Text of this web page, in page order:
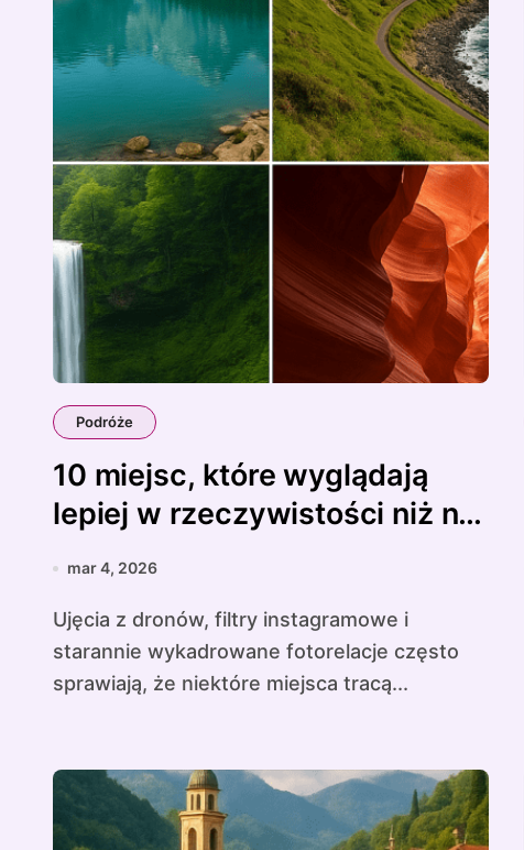
Podróże
10 miejsc, które wyglądają
lepiej w rzeczywistości niż na
zdjęciach
mar 4, 2026
Ujęcia z dronów, filtry instagramowe i
starannie wykadrowane fotorelacje często
sprawiają, że niektóre miejsca tracą...